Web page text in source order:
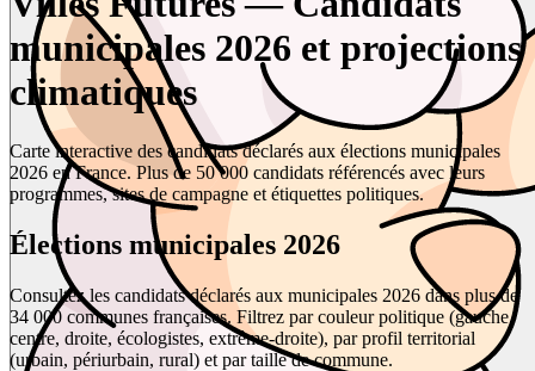
municipales 2026 et projections
climatiques
Carte interactive des candidats déclarés aux élections municipales
2026 en France. Plus de 50 000 candidats référencés avec leurs
programmes, sites de campagne et étiquettes politiques.
Élections municipales 2026
Consultez les candidats déclarés aux municipales 2026 dans plus de
34 000 communes françaises. Filtrez par couleur politique (gauche,
centre, droite, écologistes, extrême-droite), par profil territorial
(urbain, périurbain, rural) et par taille de commune.